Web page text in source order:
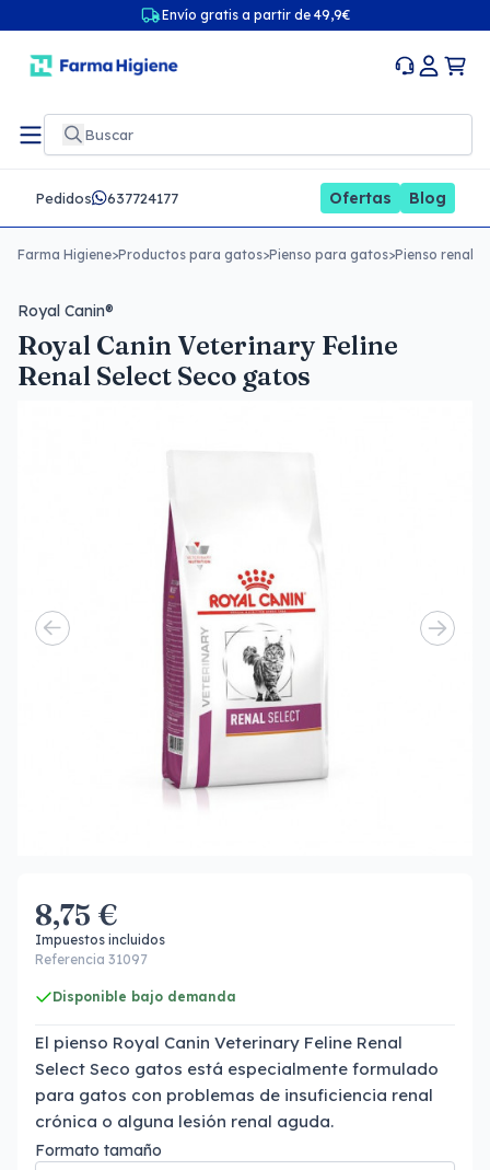
Envío gratis a partir de 49,9€
Pedidos 637724177 Ofertas Blog
Farma Higiene>Productos para gatos>Pienso para gatos>Pienso renal
Royal Canin®
Royal Canin Veterinary Feline
Renal Select Seco gatos
8,75 €
Impuestos incluidos
Referencia 31097
Disponible bajo demanda
El pienso Royal Canin Veterinary Feline Renal
Select Seco gatos está especialmente formulado
para gatos con problemas de insuficiencia renal
crónica o alguna lesión renal aguda.
Formato tamaño